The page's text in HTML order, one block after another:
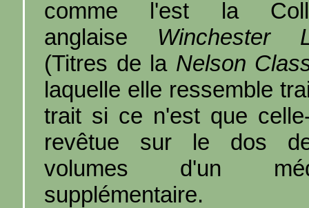
comme l'est la
anglaise Winchester
(Titres de la Nelson
laquelle elle ressemble
trait si ce n'est que
revêtue sur le dos
volumes d'un
supplémentaire.